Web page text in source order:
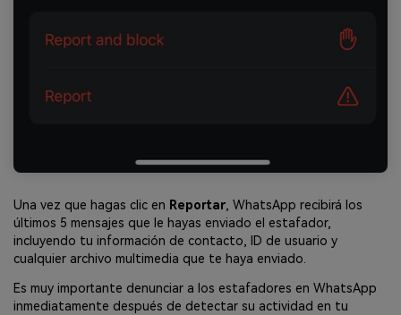
Una vez que hagas clic en Reportar , WhatsApp recibirá los
últimos 5 mensajes que le hayas enviado el estafador,
incluyendo tu información de contacto, ID de usuario y
cualquier archivo multimedia que te haya enviado.
Es muy importante denunciar a los estafadores en WhatsApp
inmediatamente después de detectar su actividad en tu